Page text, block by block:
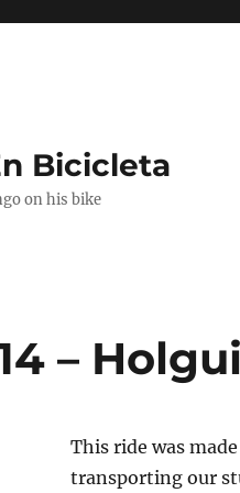
Bicicleta
on his bike
–
This ride was
transporting our